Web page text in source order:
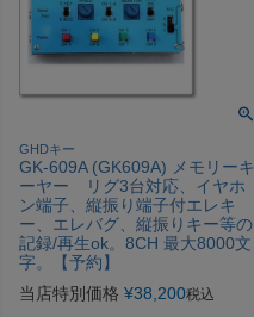
GHDキー
GK-609A (GK609A) メモリーキ
ーヤー リグ3台対応、イヤホ
ン端子、縦振り端子付エレキ
ー、エレバグ、縦振りキー等の
記録/再生ok。8CH 最大8000文
字。【予約】
当店特別価格 ¥38,200税込